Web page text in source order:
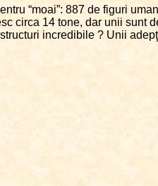
“moai”: 887 de figuri
circa 14 tone, dar unii
incredibile ? Unii